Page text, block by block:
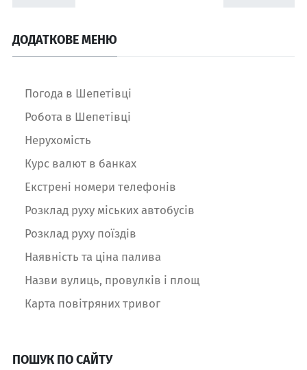
ДОДАТКОВЕ МЕНЮ
Погода в Шепетівці
Робота в Шепетівці
Нерухомість
Курс валют в банках
Екстрені номери телефонів
Розклад руху міських автобусів
Розклад руху поїздів
Наявність та ціна палива
Назви вулиць, провулків і площ
Карта повітряних тривог
ПОШУК ПО САЙТУ